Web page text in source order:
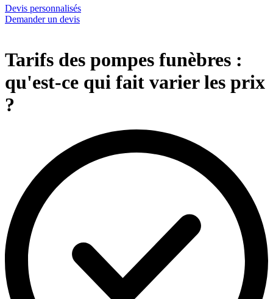
Devis personnalisés
Demander un devis
Tarifs des pompes funèbres :
qu'est-ce qui fait varier les prix
?